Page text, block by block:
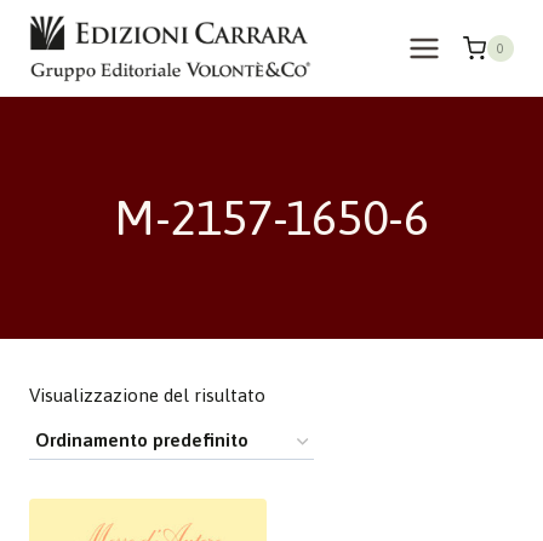
Salta
contenuto
0
M-2157-1650-6
Visualizzazione del risultato